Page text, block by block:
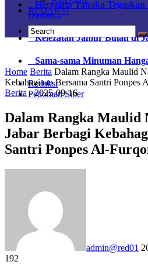
Heryanto Tanaka Tegaskan
Dadan...
Kelezatan Jamur Bulan di
Sama-sama Minuman
Redaksi
Pedoman Siber
REDAKSI
Home Berita Dalam Rangka Maulid
Kebahagiaan Bersama Santri Ponpes
Berita-2025-09-16
Dalam Rangka Maulid
Jabar Berbagi
Santri Ponpes Al-
admin@red01
192